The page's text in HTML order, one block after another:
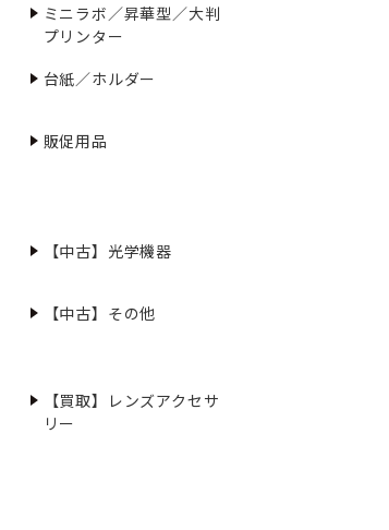
ミニラボ／昇華型／大判
プリンター
台紙／ホルダー
販促用品
【中古】光学機器
【中古】その他
【買取】レンズアクセサ
リー